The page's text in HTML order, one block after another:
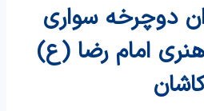
دوچرخه سواری
امام رضا (ع)